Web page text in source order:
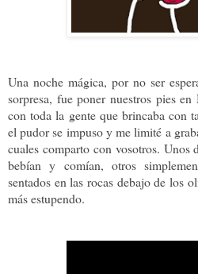
Una noche mágica, por no ser
sorpresa, fue poner nuestros pies en
con toda la gente que brincaba con
el pudor se impuso y me limité a
cuales comparto con vosotros. Unos
bebían y comían, otros
sentados en las rocas debajo de los
más estupendo.